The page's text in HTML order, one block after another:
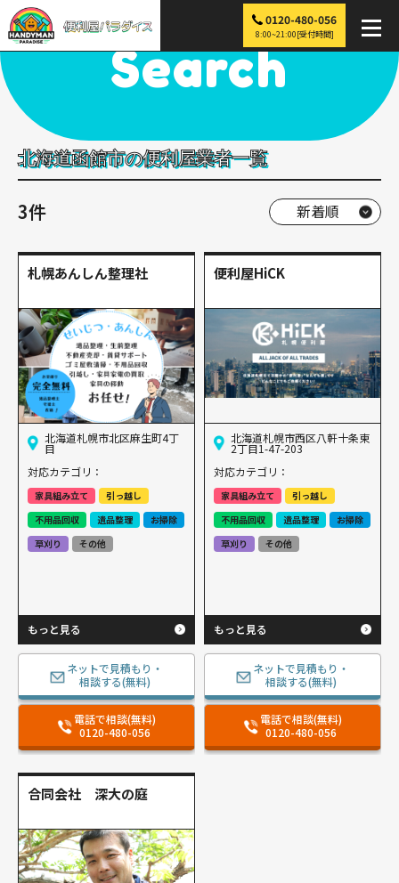
0120-480-056
8:00~21:00[受付時間]
便利屋パラダイス > 探す 函館市
Search
北海道函館市の便利屋業者一覧
3件
札幌あんしん整理社
北海道札幌市北区麻生町4丁
目
対応カテゴリ：
家具組み立て
引っ越し
不用品回収
遺品整理
お掃除
草刈り
その他
もっと見る
ネットで見積もり・
相談する(無料)
電話で相談(無料)
0120-480-056
便利屋HiCK
北海道札幌市西区八軒十条東
2丁目1-47-203
対応カテゴリ：
家具組み立て
引っ越し
不用品回収
遺品整理
お掃除
草刈り
その他
もっと見る
ネットで見積もり・
相談する(無料)
電話で相談(無料)
0120-480-056
合同会社 深大の庭